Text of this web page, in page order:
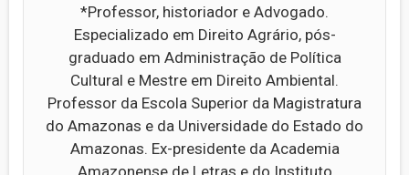
*Professor, historiador e Advogado.
Especializado em Direito Agrário, pós-
graduado em Administração de Política
Cultural e Mestre em Direito Ambiental.
Professor da Escola Superior da Magistratura
do Amazonas e da Universidade do Estado do
Amazonas. Ex-presidente da Academia
Amazonense de Letras e do Instituto